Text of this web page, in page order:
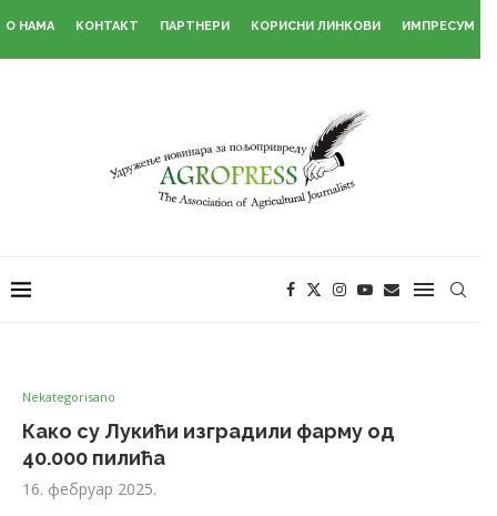
О НАМА КОНТАКТ ПАРТНЕРИ КОРИСНИ ЛИНКОВИ ИМПРЕСУМ
Nekategorisano
Како су Лукићи изградили фарму од
40.000 пилића
16. фебруар 2025.